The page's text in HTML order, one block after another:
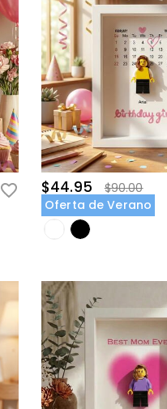
$44.95
$90.00
Oferta de Verano